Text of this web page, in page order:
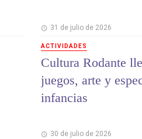
31 de julio de 2026
ACTIVIDADES
Cultura Rodante
juegos, arte y
infancias
30 de julio de 2026